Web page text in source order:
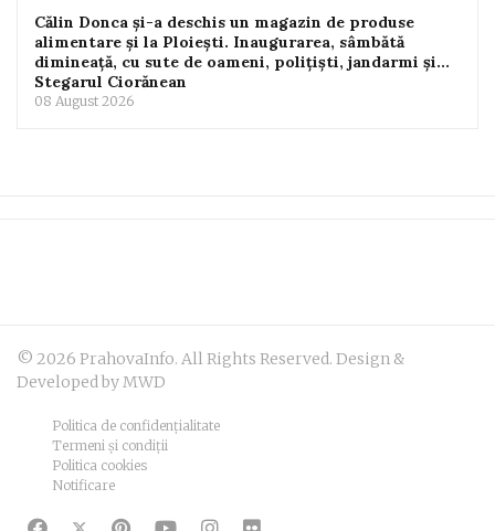
Călin Donca și-a deschis un magazin de produse
alimentare și la Ploiești. Inaugurarea, sâmbătă
dimineață, cu sute de oameni, polițiști, jandarmi și...
Stegarul Ciorănean
08 August 2026
© 2026 PrahovaInfo. All Rights Reserved. Design &
Developed by MWD
Politica de confidențialitate
Termeni și condiții
Politica cookies
Notificare